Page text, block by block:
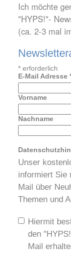
Ich möchte
"HYPS!"-
(ca. 2-3 mal
*erforderlich
E-Mail Adresse
Vorname
Nachname
Unser
informiert Sie
Mail über
Themen und
Hiermit
den
Mail